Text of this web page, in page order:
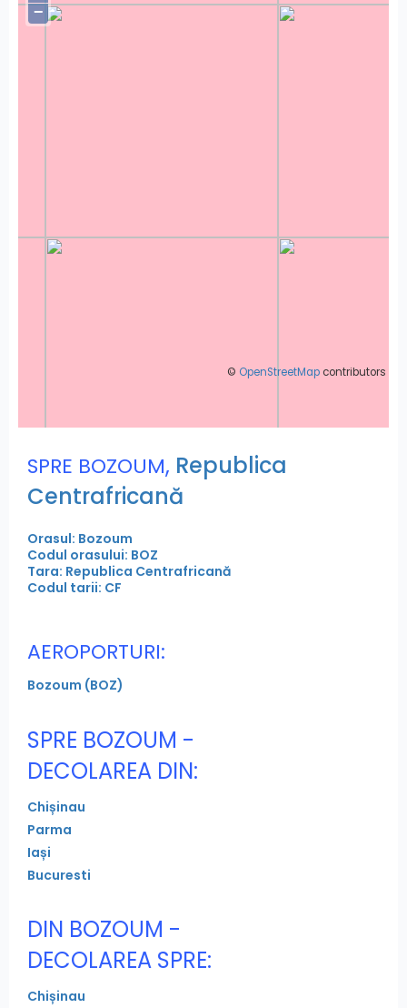
−
© OpenStreetMap contributors
SPRE BOZOUM, Republica
Centrafricană
Orasul: Bozoum
Codul orasului: BOZ
Tara: Republica Centrafricană
Codul tarii: CF
AEROPORTURI:
Bozoum (BOZ)
SPRE BOZOUM -
DECOLAREA DIN:
Chișinau
Parma
Iași
Bucuresti
DIN BOZOUM -
DECOLAREA SPRE:
Chișinau